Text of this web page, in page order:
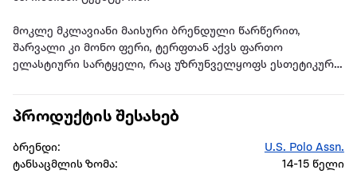
მოკლე მკლავიანი მაისური ბრენდული წარწერით,
შარვალი კი მონო ფერი, ტერფთან აქვს ფართო
ელასტიური სარტყელი, რაც უზრუნველყოფს ესთეტიკურ
ტექსტურით!
US POLO ASSN ეს ორიგინალური და ლიცენზირებული
პროდუქტი ახალისებს ბავშვებს თავისი მხიარული
პროდუქტის შესახებ
ბრენდი:
U.S. Polo Assn.
ტანსაცმლის ზომა:
14-15 წელი